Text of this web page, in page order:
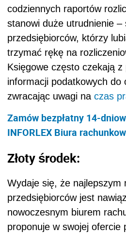
codziennych raportów
stanowi duże utrudnienie –
przedsiębiorców, którzy
trzymać rękę na
Księgowe często czekają z
informacji podatkowych do
zwracając uwagi na czas
Zamów bezpłatny 14-
INFORLEX Biura
Złoty środek:
Wydaje się, że najlepszym
przedsiębiorców jest
nowoczesnym biurem
proponuje w swojej ofercie